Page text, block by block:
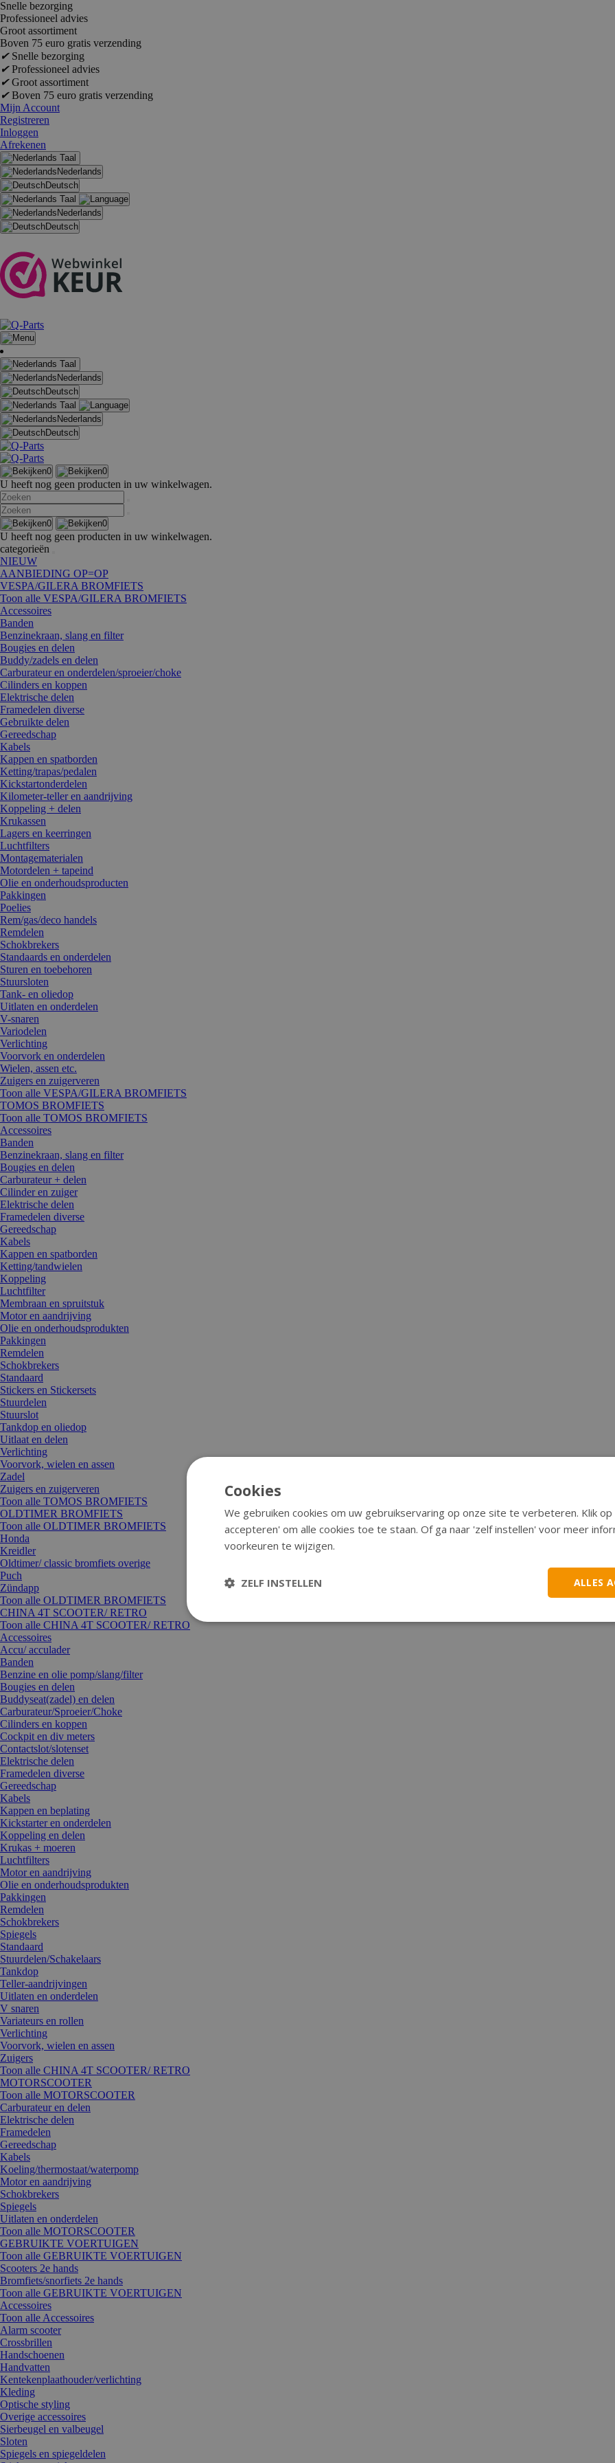
Snelle bezorging
Professioneel advies
Groot assortiment
Boven 75 euro gratis verzending
✔Snelle bezorging
✔Professioneel advies
✔Groot assortiment
✔Boven 75 euro gratis verzending
Mijn Account
Registreren
Inloggen
Afrekenen
Taal
Nederlands
Deutsch
Taal
Nederlands
Deutsch
Taal
Nederlands
Deutsch
Taal
Nederlands
Deutsch
0 0
U heeft nog geen producten in uw winkelwagen.
0 0
U heeft nog geen producten in uw winkelwagen.
categorieën
NIEUW
AANBIEDING OP=OP
VESPA/GILERA BROMFIETS
Toon alle VESPA/GILERA BROMFIETS
Accessoires
Banden
Benzinekraan, slang en filter
Bougies en delen
Buddy/zadels en delen
Carburateur en onderdelen/sproeier/choke
Cilinders en koppen
Elektrische delen
Framedelen diverse
Gebruikte delen
Gereedschap
Kabels
Kappen en spatborden
Ketting/trapas/pedalen
Kickstartonderdelen
Kilometer-teller en aandrijving
Koppeling + delen
Krukassen
Lagers en keerringen
Luchtfilters
Montagematerialen
Motordelen + tapeind
Olie en onderhoudsproducten
Pakkingen
Poelies
Rem/gas/deco handels
Remdelen
Schokbrekers
Standaards en onderdelen
Sturen en toebehoren
Stuursloten
Tank- en oliedop
Uitlaten en onderdelen
V-snaren
Variodelen
Verlichting
Voorvork en onderdelen
Wielen, assen etc.
Zuigers en zuigerveren
Toon alle VESPA/GILERA BROMFIETS
TOMOS BROMFIETS
Toon alle TOMOS BROMFIETS
Accessoires
Banden
Benzinekraan, slang en filter
Bougies en delen
Carburateur + delen
Cilinder en zuiger
Elektrische delen
Framedelen diverse
Gereedschap
Kabels
Kappen en spatborden
Ketting/tandwielen
Koppeling
Luchtfilter
Membraan en spruitstuk
Motor en aandrijving
Olie en onderhoudsprodukten
Pakkingen
Remdelen
Schokbrekers
Standaard
Stickers en Stickersets
Stuurdelen
Stuurslot
Tankdop en oliedop
Uitlaat en delen
Verlichting
Voorvork, wielen en assen
Zadel
Zuigers en zuigerveren
Toon alle TOMOS BROMFIETS
OLDTIMER BROMFIETS
Toon alle OLDTIMER BROMFIETS
Honda
Kreidler
Oldtimer/ classic bromfiets overige
Puch
Zündapp
Toon alle OLDTIMER BROMFIETS
CHINA 4T SCOOTER/ RETRO
Toon alle CHINA 4T SCOOTER/ RETRO
Accessoires
Accu/ acculader
Banden
Benzine en olie pomp/slang/filter
Bougies en delen
Buddyseat(zadel) en delen
Carburateur/Sproeier/Choke
Cilinders en koppen
Cockpit en div meters
Contactslot/slotenset
Elektrische delen
Framedelen diverse
Gereedschap
Kabels
Kappen en beplating
Kickstarter en onderdelen
Koppeling en delen
Krukas + moeren
Luchtfilters
Motor en aandrijving
Olie en onderhoudsprodukten
Pakkingen
Remdelen
Schokbrekers
Spiegels
Standaard
Stuurdelen/Schakelaars
Tankdop
Teller-aandrijvingen
Uitlaten en onderdelen
V snaren
Variateurs en rollen
Verlichting
Voorvork, wielen en assen
Zuigers
Toon alle CHINA 4T SCOOTER/ RETRO
MOTORSCOOTER
Toon alle MOTORSCOOTER
Carburateur en delen
Elektrische delen
Framedelen
Gereedschap
Kabels
Koeling/thermostaat/waterpomp
Motor en aandrijving
Schokbrekers
Spiegels
Uitlaten en onderdelen
Toon alle MOTORSCOOTER
GEBRUIKTE VOERTUIGEN
Toon alle GEBRUIKTE VOERTUIGEN
Scooters 2e hands
Bromfiets/snorfiets 2e hands
Toon alle GEBRUIKTE VOERTUIGEN
Accessoires
Toon alle Accessoires
Alarm scooter
Crossbrillen
Handschoenen
Handvatten
Kentekenplaathouder/verlichting
Kleding
Optische styling
Overige accessoires
Sierbeugel en valbeugel
Sloten
Spiegels en spiegeldelen
Cookies
We gebruiken cookies om uw gebruikservaring op onze site te verbeteren. Klik op
accepteren' om alle cookies toe te staan. Of ga naar 'zelf instellen' voor meer
voorkeuren te wijzigen.
ALLES
ZELF INSTELLEN